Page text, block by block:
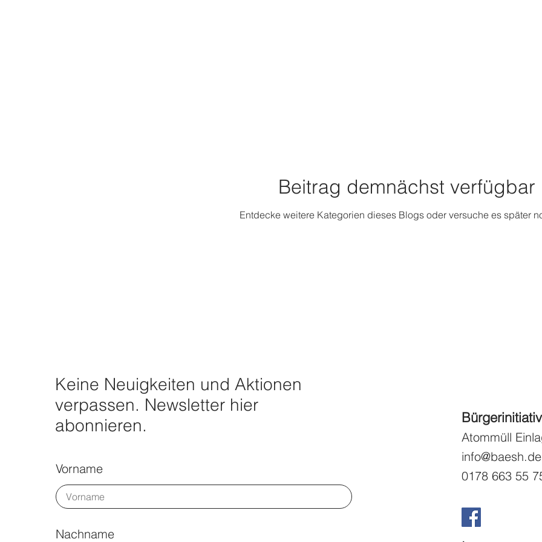
Beitrag demnächst verfügbar
Entdecke weitere Kategorien dieses Blogs oder versuche es später
Keine Neuigkeiten und Aktionen
verpassen. Newsletter hier
abonnieren.
Vorname
Nachname
Atommüll
info@baesh.de
0178 663 55